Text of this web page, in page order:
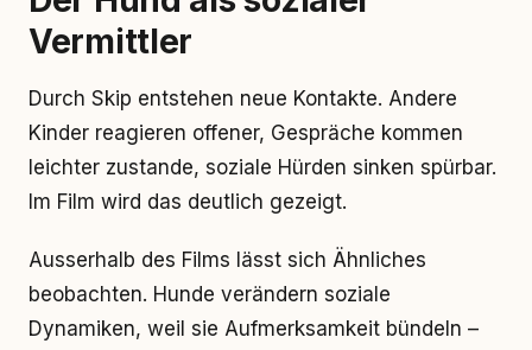
Vermittler
Durch Skip entstehen neue Kontakte. Andere
Kinder reagieren offener, Gespräche kommen
leichter zustande, soziale Hürden sinken spürbar.
Im Film wird das deutlich gezeigt.
Ausserhalb des Films lässt sich Ähnliches
beobachten. Hunde verändern soziale
Dynamiken, weil sie Aufmerksamkeit bündeln –